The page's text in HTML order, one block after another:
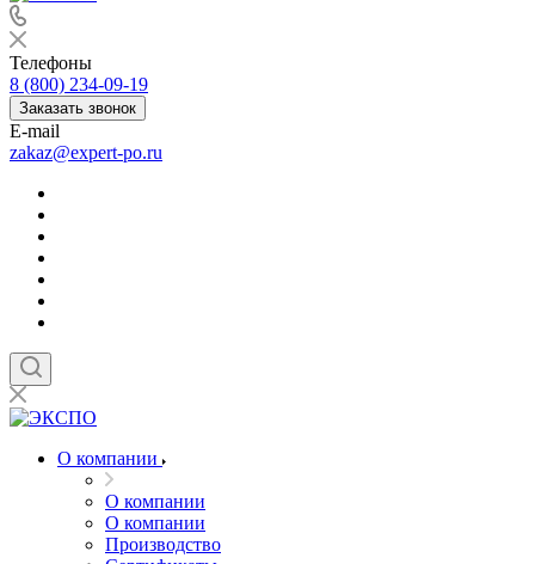
Телефоны
8 (800) 234-09-19
Заказать звонок
E-mail
zakaz@expert-po.ru
О компании
О компании
О компании
Производство